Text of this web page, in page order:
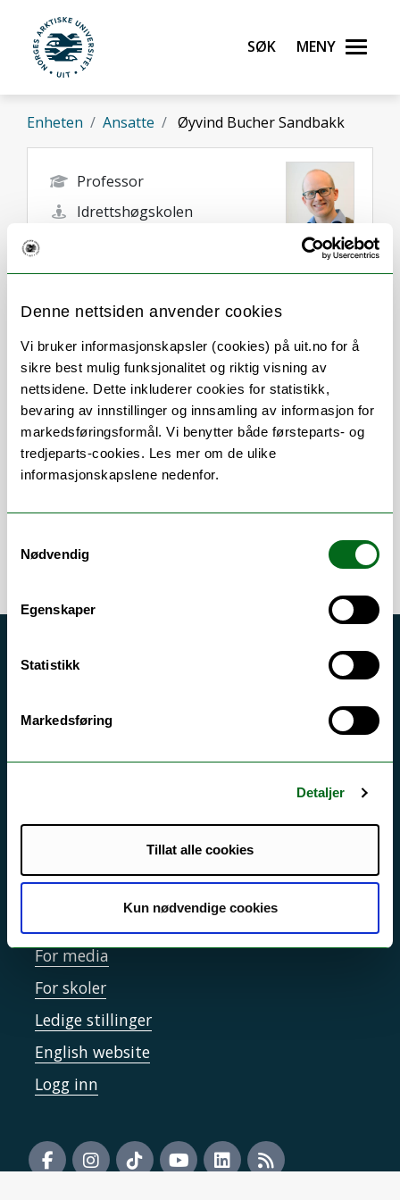
Denne nettsiden anvender cookies
Vi bruker informasjonskapsler (cookies) på uit.no for å
sikre best mulig funksjonalitet og riktig visning av
nettsidene. Dette inkluderer cookies for statistikk,
bevaring av innstillinger og innsamling av informasjon for
markedsføringsformål. Vi benytter både førsteparts- og
tredjeparts-cookies. Les mer om de ulike
informasjonskapslene nedenfor.
Nødvendig
Egenskaper
Statistikk
Markedsføring
Detaljer
Tillat alle cookies
Kun nødvendige cookies
Gå til hovedinnhold
UiT Norges arktiske universitet
Søk Meny
Enheten Ansatte Øyvind Bucher Sandbakk
Professor
Idrettshøgskolen
Alta
Om
Forskning og undervisning
Publikasjoner
Akutt hjelp
Driftsmeldinger
Sikkerhet, beredskap og personvern
Tilgjengelighetserklæring
For media
For skoler
Ledige stillinger
English website
Logg inn